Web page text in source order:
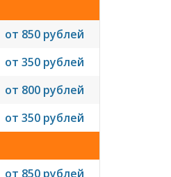
от 850 рублей
от 350 рублей
от 800 рублей
от 350 рублей
от 850 рублей